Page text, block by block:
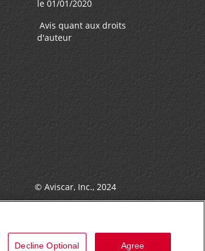
le 01/01/2020
Avis quant aux droits
d'auteur
© Aviscar, Inc., 2024
Decline Optional Agree